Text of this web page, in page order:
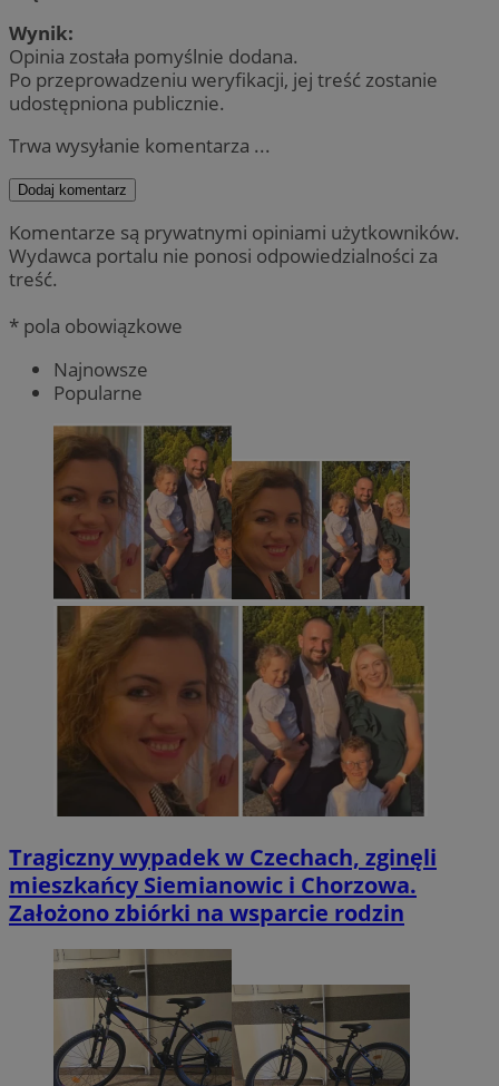
Wynik:
Opinia została pomyślnie dodana.
Po przeprowadzeniu weryfikacji, jej treść zostanie
udostępniona publicznie.
Trwa wysyłanie komentarza ...
Dodaj komentarz
Komentarze są prywatnymi opiniami użytkowników.
Wydawca portalu nie ponosi odpowiedzialności za
treść.
* pola obowiązkowe
Najnowsze
Popularne
Tragiczny wypadek w Czechach, zginęli
mieszkańcy Siemianowic i Chorzowa.
Założono zbiórki na wsparcie rodzin